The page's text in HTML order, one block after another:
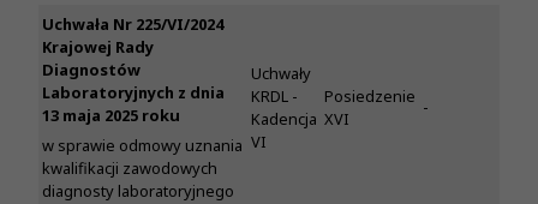
Uchwała Nr 225/VI/2024
Krajowej Rady
Diagnostów
Laboratoryjnych z dnia
13 maja 2025 roku
w sprawie odmowy uznania
kwalifikacji zawodowych
diagnosty laboratoryjnego
Uchwały
KRDL -
Kadencja
VI
Posiedzenie
XVI
-